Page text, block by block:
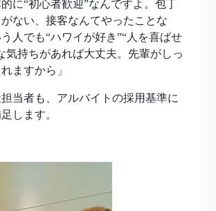
的に“初心者歓迎”なんですよ。包丁
ない、接客なんてやったことな
人でも“ハワイが好き”“人を喜ばせ
気持ちがあれば大丈夫。先輩がしっ
ますから」
当者も、アルバイトの採用基準に
します。